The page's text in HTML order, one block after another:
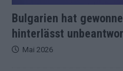
Bulgarien hat
hinterlässt
Mai 2026